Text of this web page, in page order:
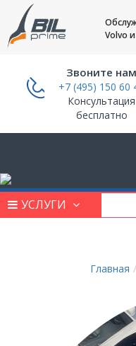
Volvo
Звоните нам
+7 (495) 150 60
Консультация
бесплатно
УСЛУГИ
Главная